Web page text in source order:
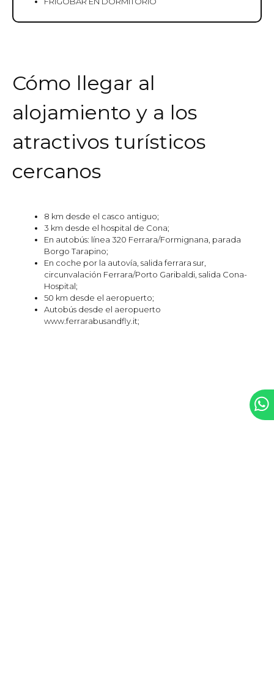
Cómo llegar al
alojamiento y a los
atractivos turísticos
cercanos
8 km desde el casco antiguo;
3 km desde el hospital de Cona;
En autobús: línea 320 Ferrara/Formignana, parada
Borgo Tarapino;
En coche por la autovía, salida ferrara sur,
circunvalación Ferrara/Porto Garibaldi, salida Cona-
Hospital;
50 km desde el aeropuerto;
Autobús desde el aeropuerto
www.ferrarabusandfly.it;